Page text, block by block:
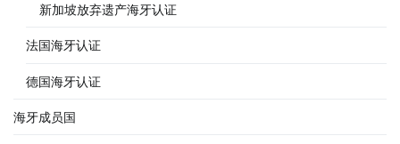
新加坡放弃遗产海牙认证
法国海牙认证
德国海牙认证
海牙成员国